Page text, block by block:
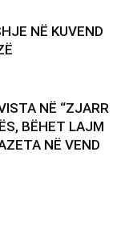
NË KUVEND
NË “ZJARR
BËHET LAJM
NË VEND